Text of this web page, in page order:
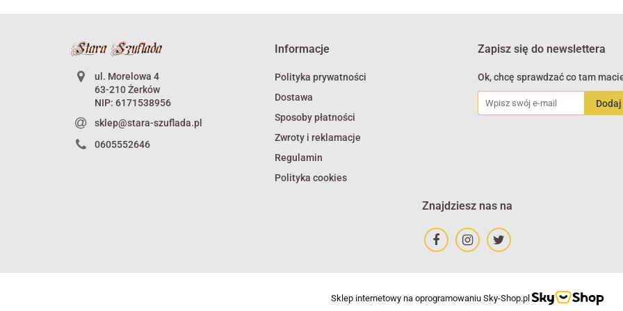
ul. Morelowa 4
63-210 Żerków
NIP: 6171538956
sklep@stara-szuflada.pl
0605552646
Informacje
Polityka prywatności
Dostawa
Sposoby płatności
Zwroty i reklamacje
Regulamin
Polityka cookies
Zapisz się do newslettera
Ok, chcę sprawdzać co tam
Znajdziesz nas na
Sklep internetowy na oprogramowaniu Sky-Shop.pl